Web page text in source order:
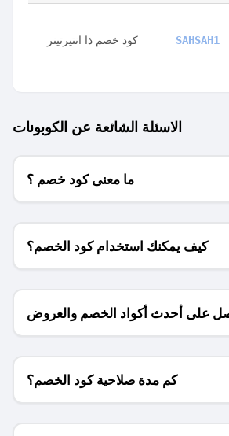
كود خصم ذا انتيرتينر SAHSAH1
الاسئلة الشائعة عن الكوبونات
ما معنى كود خصم ؟
كيف يمكنك استخدام كود الخصم؟
على أحدث أكواد الخصم والعروض
للمتاجر؟
كم مدة صلاحية كود الخصم؟